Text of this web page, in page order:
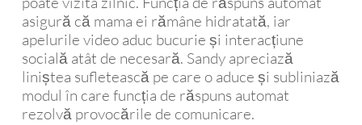
asigură că mama ei rămâne hidratată, iar
apelurile video aduc bucurie și interacțiune
socială atât de necesară. Sandy apreciază
liniștea sufletească pe care o aduce și subliniază
modul în care funcția de răspuns automat
rezolvă provocările de comunicare.